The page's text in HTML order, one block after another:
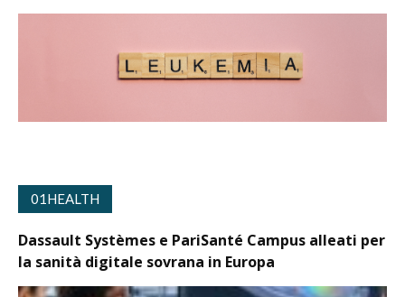
01HEALTH
Dassault Systèmes e PariSanté Campus alleati per
la sanità digitale sovrana in Europa